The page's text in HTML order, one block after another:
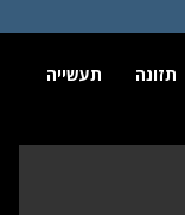
תזונה תעשייה